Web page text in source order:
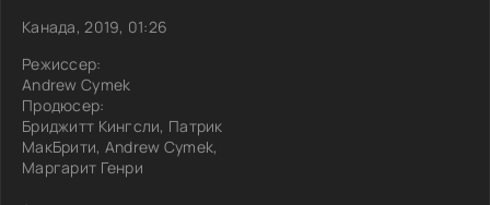
Канада, 2019, 01:26
Режиссер:
Andrew Cymek
Продюсер:
Бриджитт Кингсли, Патрик
МакБрити, Andrew Cymek,
Маргарит Генри